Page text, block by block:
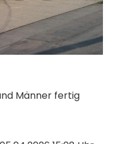
Männer fertig